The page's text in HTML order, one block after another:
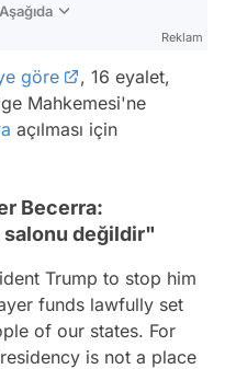
Reklam
göre
, 16 eyalet,
Mahkemesi'ne
açılması için
Becerra:
salonu değildir"
Trump to stop him
funds lawfully set
of our states. For
is not a place